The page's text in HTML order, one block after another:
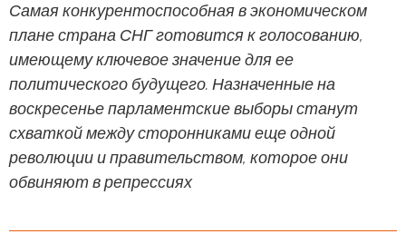
Самая конкурентоспособная в экономическом
плане страна СНГ готовится к голосованию,
имеющему ключевое значение для ее
политического будущего. Назначенные на
воскресенье парламентские выборы станут
схваткой между сторонниками еще одной
революции и правительством, которое они
обвиняют в репрессиях